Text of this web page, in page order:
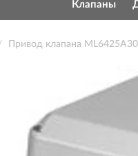
Клапаны
Привод клапана